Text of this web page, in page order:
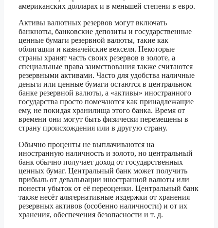
американских долларах и в меньшей степени в евро.
Активы валютных резервов могут включать
банкноты, банковские депозиты и государственные
ценные бумаги резервной валюты, такие как
облигации и казначейские векселя. Некоторые
страны хранят часть своих резервов в золоте, а
специальные права заимствования также считаются
резервными активами. Часто для удобства наличные
деньги или ценные бумаги остаются в центральном
банке резервной валюты, а «активы» иностранного
государства просто помечаются как принадлежащие
ему, не покидая хранилища этого банка. Время от
времени они могут быть физически перемещены в
страну происхождения или в другую страну.
Обычно проценты не выплачиваются на
иностранную наличность и золото, но центральный
банк обычно получает доход от государственных
ценных бумаг. Центральный банк может получить
прибыль от девальвации иностранной валюты или
понести убыток от её переоценки. Центральный банк
также несёт альтернативные издержки от хранения
резервных активов (особенно наличности) и от их
хранения, обеспечения безопасности и т. д.